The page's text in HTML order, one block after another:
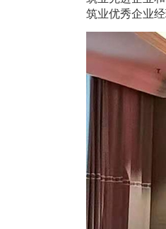
筑业优秀企业